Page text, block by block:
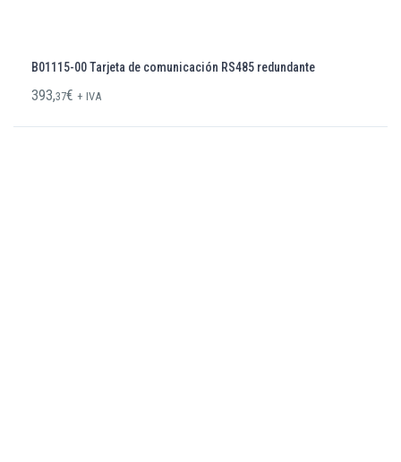
B01115-00 Tarjeta de comunicación RS485 redundante
393,37€ + IVA